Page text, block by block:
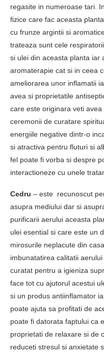
regasite in numeroase tari.
fizice care fac aceasta
cu frunze argintii si
trateaza sunt cele
si ulei din aceasta planta iar
aromaterapie cat si in ceea
ameliorarea unor inflamatii
avea si proprietatile
care este originara veti
ceremonii de curatare
energiile negative dintr-o
si atractiva pentru fluturi si
fel poate fi vorba si despre
interactioneze cu unele
Cedru – este recunoscut
asupra mediului dar si
purificarii aerului aceasta
ulei esential si care este un
mirosurile neplacute din
imbunatatirea calitatii
curatat pentru a igieniza
face tot cu ajutorul acestui
si un produs antiinflamator
poate ajuta sa profitati de
poate fi datorata faptului ca
proprietati de relaxare si de
reduceti stresul si anxietate